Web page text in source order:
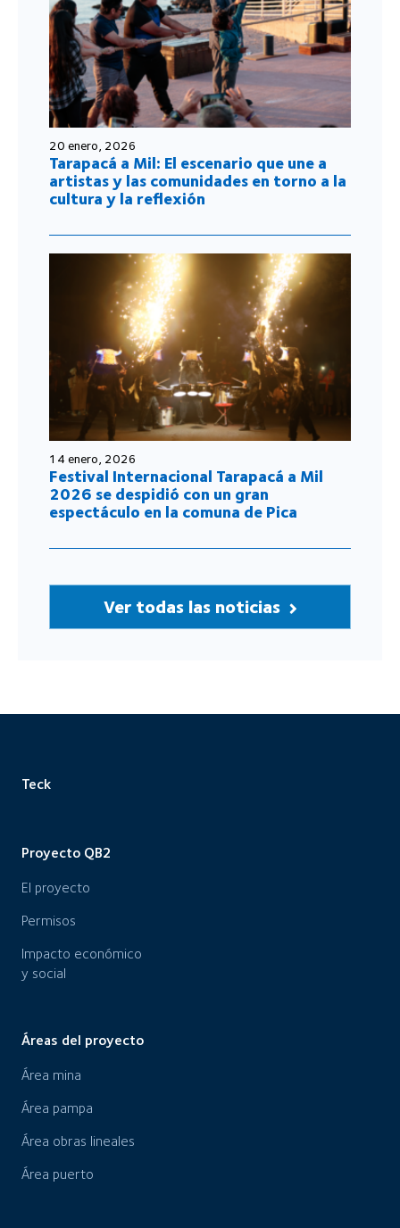
20 enero, 2026
Tarapacá a Mil: El escenario que une a
artistas y las comunidades en torno a la
cultura y la reflexión
14 enero, 2026
Festival Internacional Tarapacá a Mil
2026 se despidió con un gran
espectáculo en la comuna de Pica
Ver todas las noticias
Teck
Proyecto QB2
El proyecto
Permisos
Impacto económico
y social
Áreas del proyecto
Área mina
Área pampa
Área obras lineales
Área puerto